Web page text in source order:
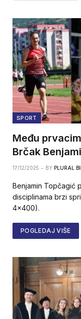
SPORT
Među
Brčak
17/12/2025 BY PLURAL
Benjamin Topčagić
disciplinama brzi
4×400).
POGLEDAJ VIŠE